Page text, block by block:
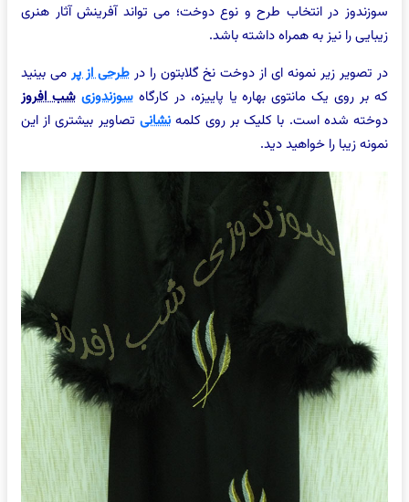
سوزندوز در انتخاب طرح و نوع دوخت؛ می تواند آفرینش آثار هنری
زیبایی را نیز به همراه داشته باشد.
در تصویر زیر نمونه ای از دوخت نخ گلابتون را درطرحی از پر می بینید
که بر روی یک مانتوی بهاره یا پاییزه، در کارگاهسوزندوزی شب افروز
دوخته شده است. با کلیک بر روی کلمهنشانی تصاویر بیشتری از این
نمونه زیبا را خواهید دید.